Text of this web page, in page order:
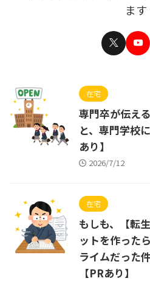
ます
在宅
専門卒が伝え
と、専門学校
あり】
2026/7/12
在宅
もしも、【転
ットを作った
ライムだった
【PRあり】